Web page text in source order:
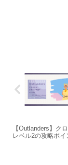
【Outlanders】ク
レベル2の攻略ポイ